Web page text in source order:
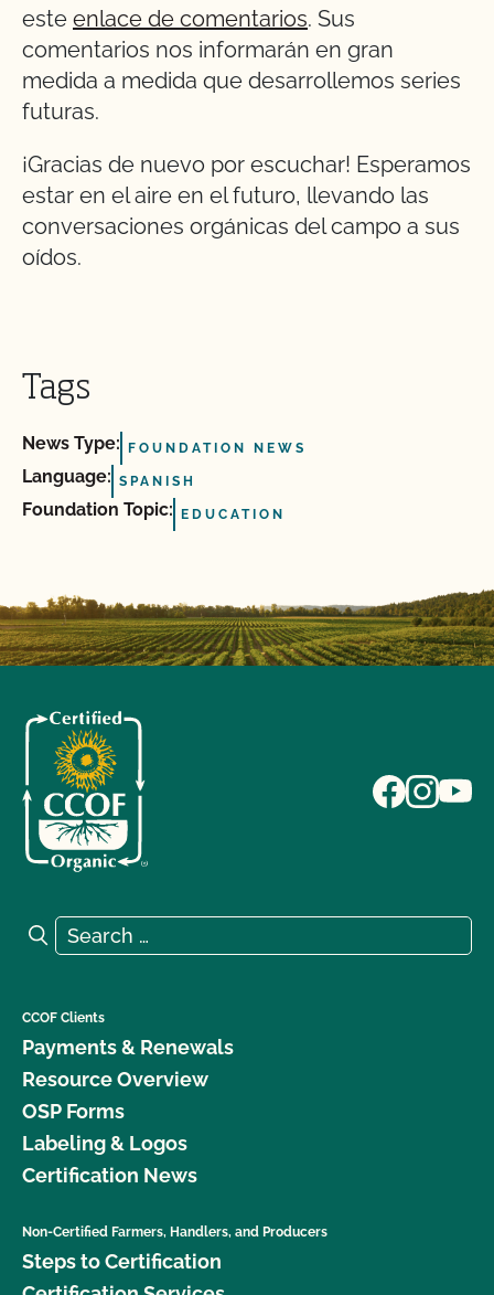
este enlace de comentarios. Sus
comentarios nos informarán en gran
medida a medida que desarrollemos series
futuras.
¡Gracias de nuevo por escuchar! Esperamos
estar en el aire en el futuro, llevando las
conversaciones orgánicas del campo a sus
oídos.
Tags
News Type: FOUNDATION NEWS
Language: SPANISH
Foundation Topic: EDUCATION
Search for:
Search
CCOF Clients
Payments & Renewals
Resource Overview
OSP Forms
Labeling & Logos
Certification News
Non-Certified Farmers, Handlers, and Producers
Steps to Certification